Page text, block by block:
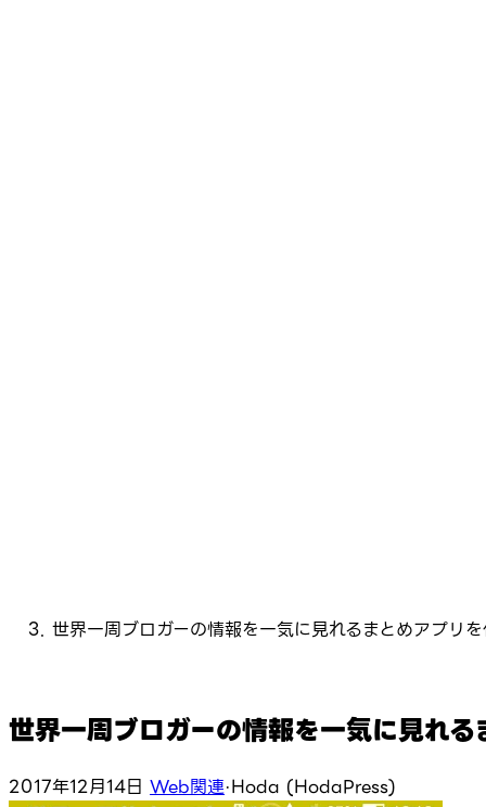
世界一周ブロガーの情報を一気に見れるまとめアプリ
世界一周ブロガーの情報を一気に見れ
2017年12月14日 Web関連·Hoda (HodaPress)